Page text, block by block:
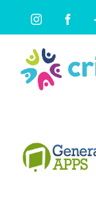
contenido
Instagram
Generación